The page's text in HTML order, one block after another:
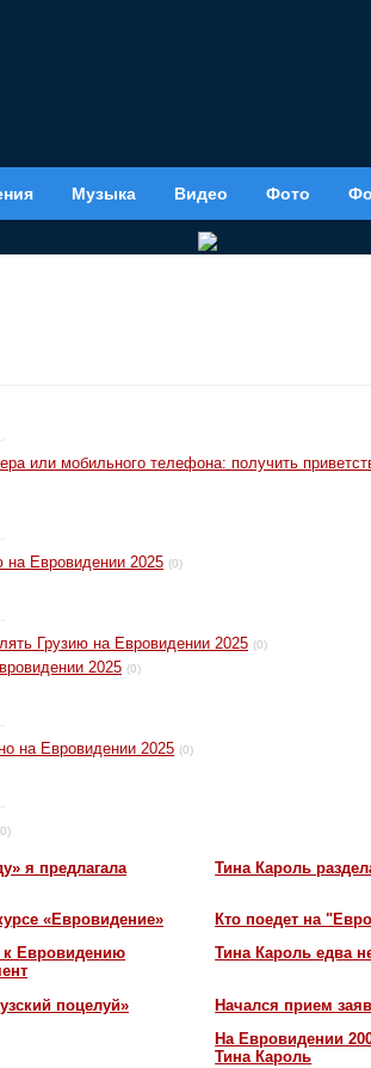
Музыка Видео Фото
или мобильного телефона: получить
на Евровидении 2025 (0)
Грузию на Евровидении 2025 (0)
2025 (0)
на Евровидении 2025 (0)
я предлагала
Тина Кароль
«Евровидение»
Кто поедет на
к Евровидению
Тина Кароль едва
поцелуй»
Начался прием
На Евровидении
Тина Кароль